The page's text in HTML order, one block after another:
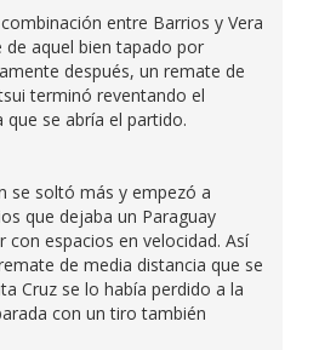
entre Barrios y Vera
aquel bien tapado por
después, un remate de
terminó reventando el
que se abría el partido.
se soltó más y empezó a
que dejaba un Paraguay
con espacios en velocidad. Así
de media distancia que se
Cruz se lo había perdido a la
con un tiro también